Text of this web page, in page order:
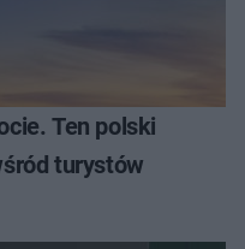
Ten polski
turystów